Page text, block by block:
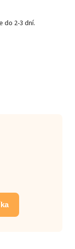
do 2-3 dní.